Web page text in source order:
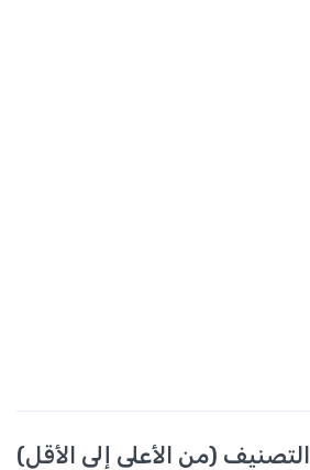
التصنيف (من الأعلى إلى الأقل)